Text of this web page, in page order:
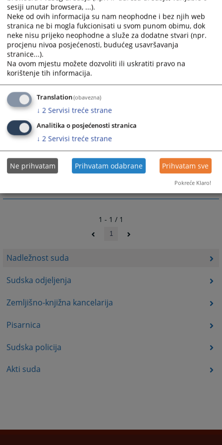
Nadležnost suda
Sudska odjeljenja
Zemljišno-knjižna kancelarija
Pisarnica
Sudska policija
Akti suda
a) u svim građanskim sporovima i
b) u vanparničnom postupku
3. drugim predmetima
a) da sprovodi izvršni postupak,
b) da određuje mjere obezbjeđenja
c) da pruža pravnu pomoć sudovima u Bosni I
Hercegovini
d) da vrši druge poslove određene zakonom
3114PREGLEDA
1 - 1 / 1
1
sesiji unutar browsera, ...).
Neke od ovih informacija su nam neophodne i bez njih web
stranica ne bi mogla fukcionisati u svom punom obimu, dok
neke nisu prijeko neophodne a služe za dodatne stvari (npr.
procjenu nivoa posjećenosti, budućeg usavršavanja
stranice...).
Na ovom mjestu možete dozvoliti ili uskratiti pravo na
korištenje tih informacija.
Translation(obavezna)
↓ 2 Servisi treće strane
Analitika o posjećenosti stranica
↓ 2 Servisi treće strane
Ne prihvatam Prihvatam odabrane Prihvatam sve
Pokreće Klaro!